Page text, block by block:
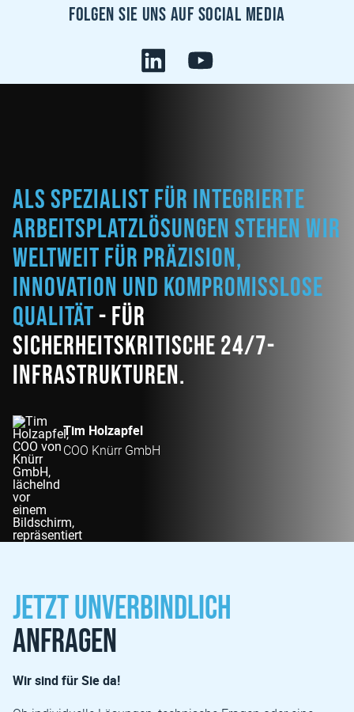
Folgen sie uns auf Social Media
Als Spezialist für integrierte
Arbeitsplatzlösungen stehen wir
weltweit für Präzision,
Innovation und kompromisslose
Qualität- für
sicherheitskritische 24/7-
Infrastrukturen.
Tim Holzapfel
COO Knürr GmbH
Jetzt unverbindlich
anfragen
Wir sind für Sie da!